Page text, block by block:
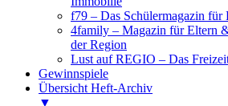
f79 – Das Schülermagazin für
4family – Magazin für Eltern
der Region
Lust auf REGIO – Das
Gewinnspiele
Übersicht Heft-Archiv
▼